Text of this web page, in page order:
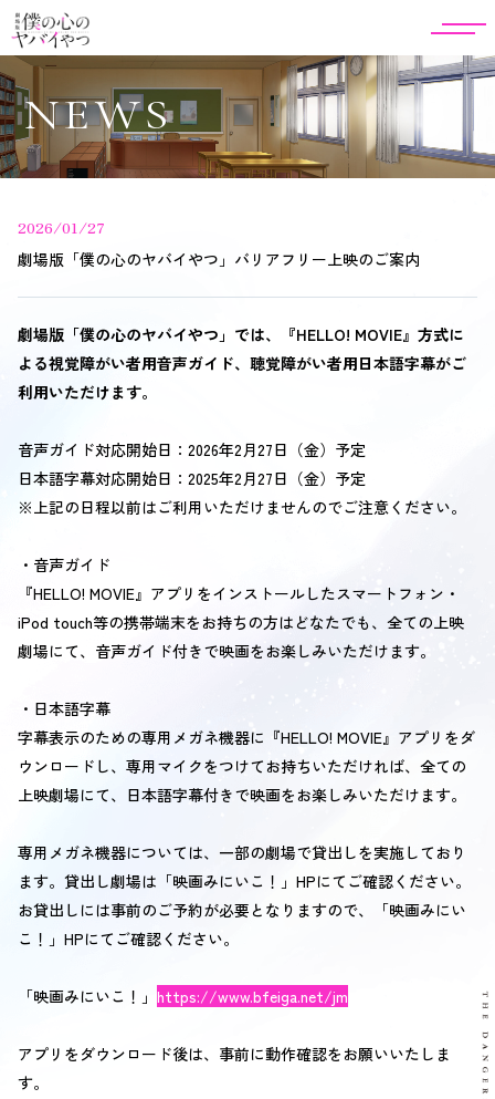
NEWS
2026/01/27
劇場版「僕の心のヤバイやつ」バリアフリー上映のご案内
劇場版「僕の心のヤバイやつ」では、『HELLO! MOVIE』方式に
よる視覚障がい者用音声ガイド、聴覚障がい者用日本語字幕がご
利用いただけます。
音声ガイド対応開始日：2026年2月27日（金）予定
日本語字幕対応開始日：2025年2月27日（金）予定
※上記の日程以前はご利用いただけませんのでご注意ください。
・音声ガイド
『HELLO! MOVIE』アプリをインストールしたスマートフォン・
iPod touch等の携帯端末をお持ちの方はどなたでも、全ての上映
劇場にて、音声ガイド付きで映画をお楽しみいただけます。
・日本語字幕
字幕表示のための専用メガネ機器に『HELLO! MOVIE』アプリをダ
ウンロードし、専用マイクをつけてお持ちいただければ、全ての
上映劇場にて、日本語字幕付きで映画をお楽しみいただけます。
専用メガネ機器については、一部の劇場で貸出しを実施しており
ます。貸出し劇場は「映画みにいこ！」HPにてご確認ください。
お貸出しには事前のご予約が必要となりますので、「映画みにい
こ！」HPにてご確認ください。
「映画みにいこ！」 https://www.bfeiga.net/jm
アプリをダウンロード後は、事前に動作確認をお願いいたしま
す。